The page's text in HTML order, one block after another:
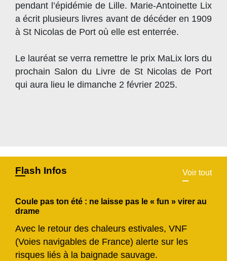
pendant l’épidémie de Lille. Marie-Antoinette Lix
a écrit plusieurs livres avant de décéder en 1909
à St Nicolas de Port où elle est enterrée.
Le lauréat se verra remettre le prix MaLix lors du
prochain Salon du Livre de St Nicolas de Port
qui aura lieu le dimanche 2 février 2025.
Flash Infos Voir tout
Coule pas ton été : ne laisse pas le « fun » virer au
drame
Avec le retour des chaleurs estivales, VNF
(Voies navigables de France) alerte sur les
risques liés à la baignade sauvage.